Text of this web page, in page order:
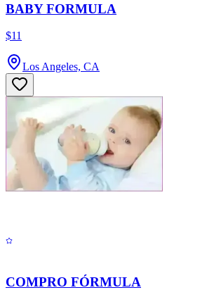
BABY FORMULA
$11
Los Angeles, CA
COMPRO FÓRMULA